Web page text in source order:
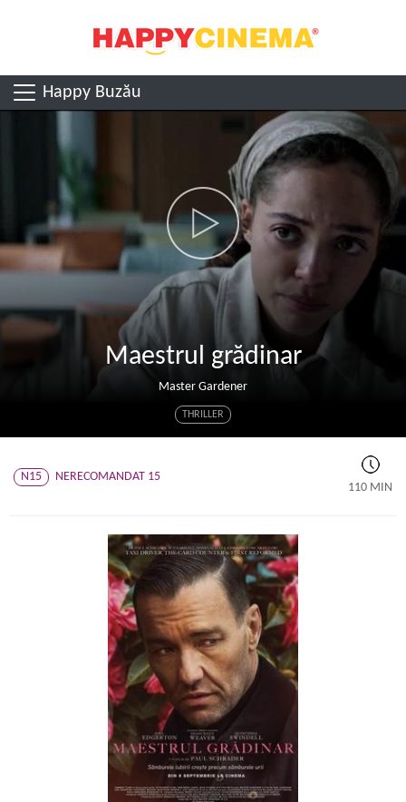
Happy Buzău
Maestrul grădinar
Master Gardener
THRILLER
N15
NERECOMANDAT 15
110 MIN